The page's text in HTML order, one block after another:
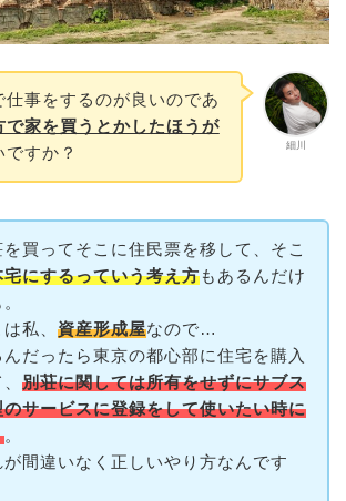
細川
仕事をするのが良いのであ
で家を買うとかしたほうが
すか？
を買ってそこに住民票を移して、そこ
宅にするっていう考え方もあるんだけ
私、 資産形成屋なので…
んだったら東京の都心部に住宅を購入
別荘に関しては所有をせずにサブス
のサービスに登録をして使いたい時に
。
が間違いなく正しいやり方なんです